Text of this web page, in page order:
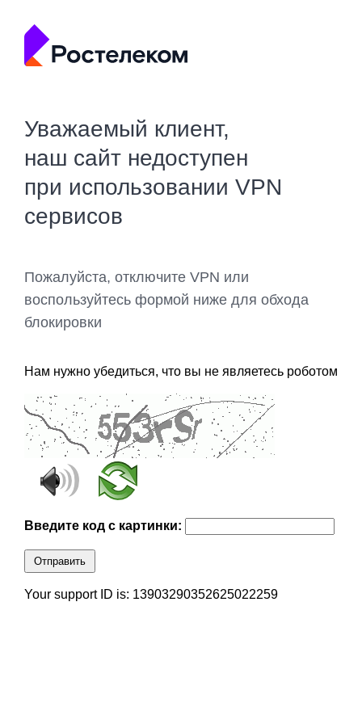
Уважаемый клиент,
наш сайт недоступен
при использовании VPN
сервисов
Пожалуйста, отключите VPN или
воспользуйтесь формой ниже для обхода
блокировки
Нам нужно убедиться, что вы не являетесь роботом
Введите код с картинки:
Отправить
Your support ID is: 13903290352625022259